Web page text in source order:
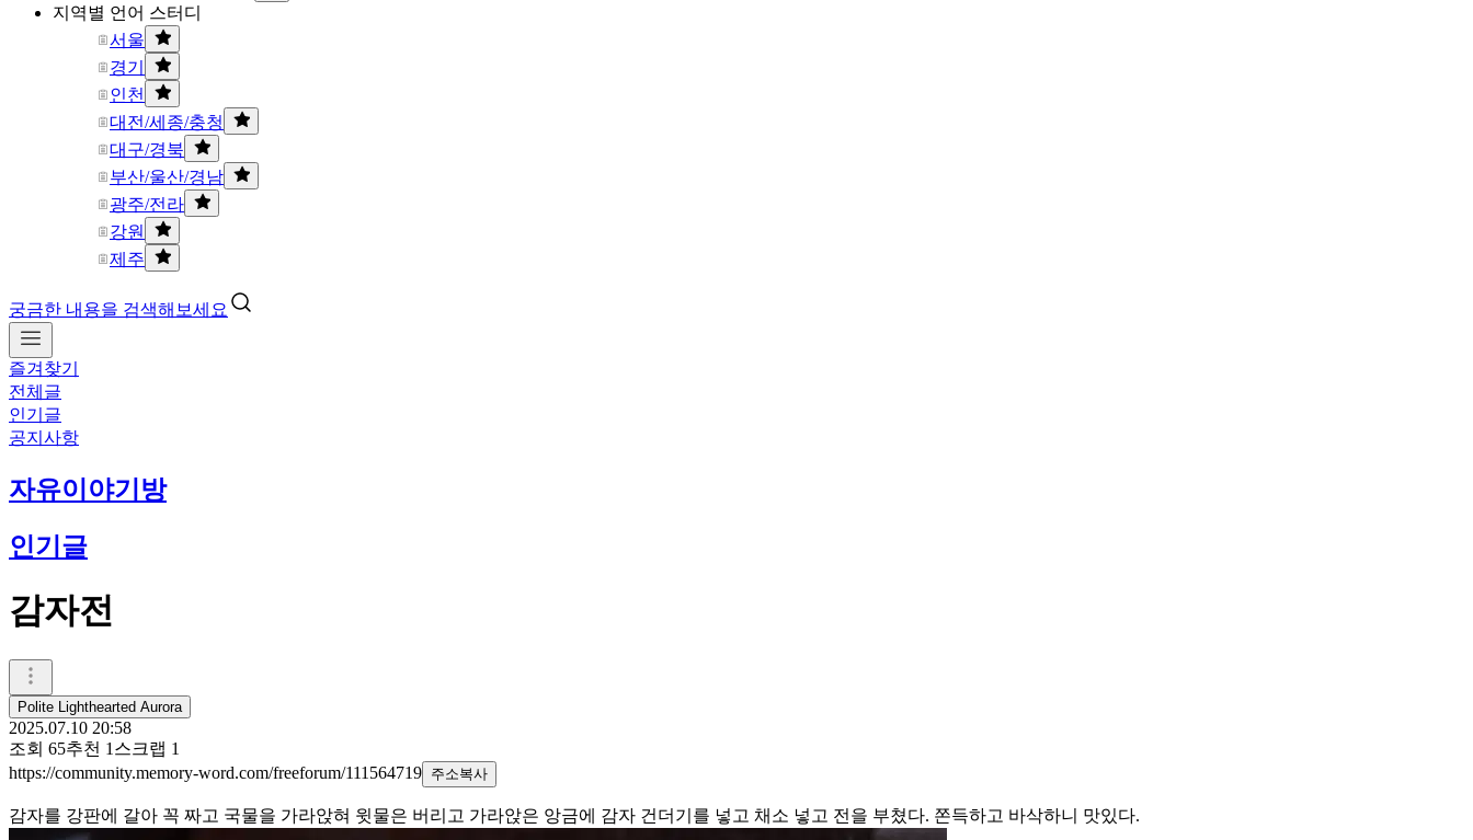
지역별 언어 스터디
서울
경기
인천
대전/세종/충청
대구/경북
부산/울산/경남
광주/전라
강원
제주
궁금한 내용을 검색해보세요
즐겨찾기
전체글
인기글
공지사항
자유이야기방
인기글
감자전
Polite Lighthearted Aurora
2025.07.10 20:58
조회 65추천 1 스크랩 1
https://community.memory-word.com/freeforum/111564719 주소복사
감자를 강판에 갈아 꼭 짜고 국물을 가라앉혀 윗물은 버리고 가라앉은 앙금에 감자 건더기를 넣고 채소 넣고 전을 부쳤다. 쫀득하고 바삭하니 맛있다.